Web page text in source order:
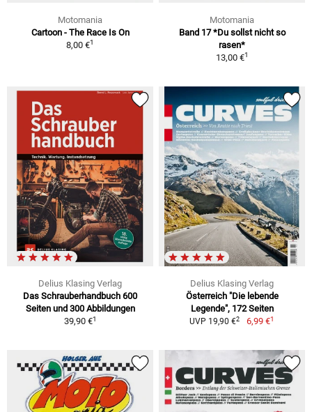
Motomania
Cartoon - The Race Is On
8,00 €1
Motomania
Band 17 *Du sollst nicht so
rasen*
13,00 €1
Delius Klasing Verlag
Das Schrauberhandbuch 600
Seiten und 300 Abbildungen
39,90 €1
Delius Klasing Verlag
Österreich "Die lebende
Legende", 172 Seiten
UVP 19,90 €2 6,99 €1